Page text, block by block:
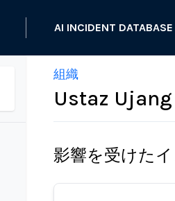
AI INCIDENT DATABASE
組織
Ustaz
影響を受けた